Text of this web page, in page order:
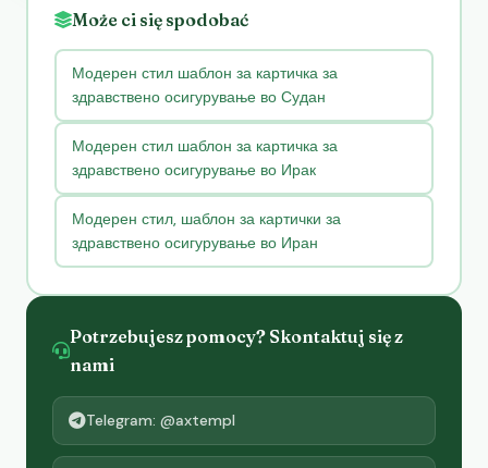
Może ci się spodobać
Модерен стил шаблон за картичка за
здравствено осигурување во Судан
Модерен стил шаблон за картичка за
здравствено осигурување во Ирак
Модерен стил, шаблон за картички за
здравствено осигурување во Иран
Potrzebujesz pomocy? Skontaktuj się z
nami
Telegram: @axtempl